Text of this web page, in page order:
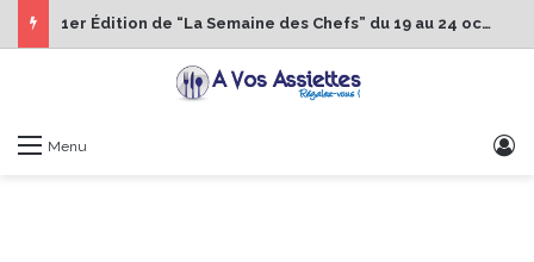
1er Édition de “La Semaine des Chefs” du 19 au 24 octobre 2026
Menu